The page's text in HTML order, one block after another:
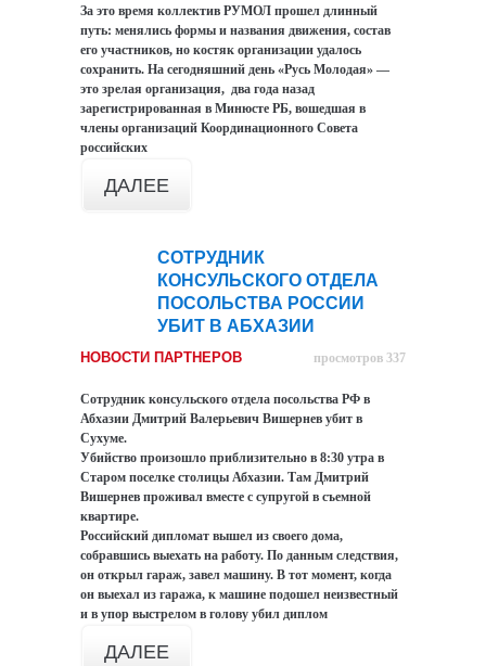
За это время коллектив РУМОЛ прошел длинный
путь: менялись формы и названия движения, состав
его участников, но костяк организации удалось
сохранить. На сегодняшний день «Русь Молодая» —
это зрелая организация, два года назад
зарегистрированная в Минюсте РБ, вошедшая в
члены организаций Координационного Совета
российских
ДАЛЕЕ
СОТРУДНИК
КОНСУЛЬСКОГО ОТДЕЛА
ПОСОЛЬСТВА РОССИИ
УБИТ В АБХАЗИИ
НОВОСТИ ПАРТНЕРОВ просмотров 337
Сотрудник консульского отдела посольства РФ в
Абхазии Дмитрий Валерьевич Вишернев убит в
Сухуме.
Убийство произошло приблизительно в 8:30 утра в
Старом поселке столицы Абхазии. Там Дмитрий
Вишернев проживал вместе с супругой в съемной
квартире.
Российский дипломат вышел из своего дома,
собравшись выехать на работу. По данным следствия,
он открыл гараж, завел машину. В тот момент, когда
он выехал из гаража, к машине подошел неизвестный
и в упор выстрелом в голову убил диплом
ДАЛЕЕ